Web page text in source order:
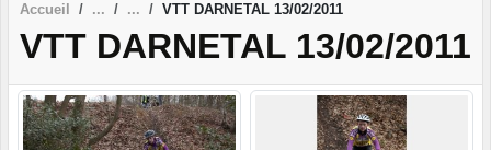
Accueil VTT DARNETAL 13/02/2011
VTT DARNETAL 13/02/2011